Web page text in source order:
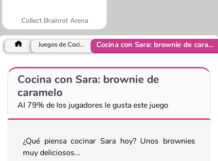
Collect Brainrot Arena
Juegos de Cocina Cocina con Sara: brownie de caramelo
Cocina con Sara: brownie de
caramelo
Al 79% de los jugadores le gusta este juego
¿Qué piensa cocinar Sara hoy? Unos brownies
muy deliciosos...